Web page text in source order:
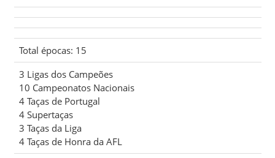
Total épocas: 15
3 Ligas dos Campeões
10 Campeonatos Nacionais
4 Taças de Portugal
4 Supertaças
3 Taças da Liga
4 Taças de Honra da AFL